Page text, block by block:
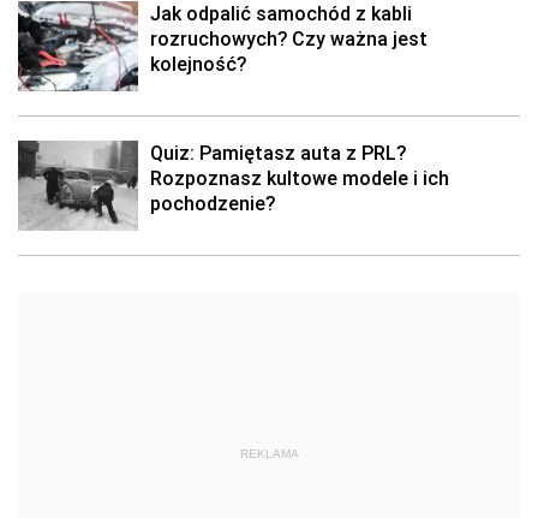
Jak odpalić samochód z kabli
rozruchowych? Czy ważna jest
kolejność?
Quiz: Pamiętasz auta z PRL?
Rozpoznasz kultowe modele i ich
pochodzenie?
REKLAMA